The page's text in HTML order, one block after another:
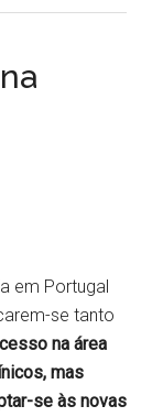
em Portugal
se tanto
na área
mas
se às novas